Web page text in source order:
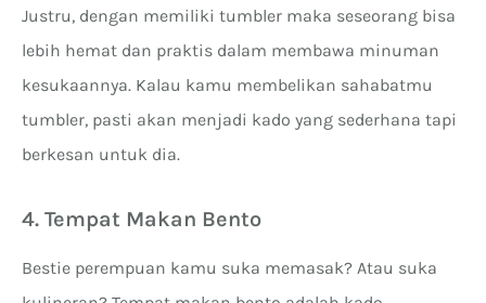
Justru, dengan memiliki tumbler maka seseorang bisa
lebih hemat dan praktis dalam membawa minuman
kesukaannya. Kalau kamu membelikan sahabatmu
tumbler, pasti akan menjadi kado yang sederhana tapi
berkesan untuk dia.
4. Tempat Makan Bento
Bestie perempuan kamu suka memasak? Atau suka